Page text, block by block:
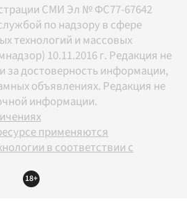
СМИ Эл № ФС77-67642
по надзору в сфере
технологий и массовых
10.11.2016 г. Редакция не
за достоверность информации,
объявлениях. Редакция не
информации.
применяются
в соответствии с
18+